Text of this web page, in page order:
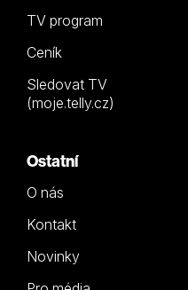
TV program
Ceník
Sledovat TV
(moje.telly.cz)
Ostatní
O nás
Kontakt
Novinky